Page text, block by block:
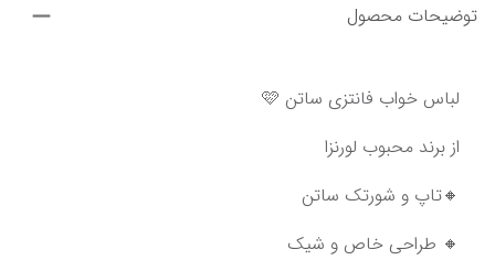
توضیحات محصول
لباس خواب فانتزی ساتن 🩷
از برند محبوب لورنزا
🔸تاپ و شورتک ساتن
🔸 طراحی خاص و شیک